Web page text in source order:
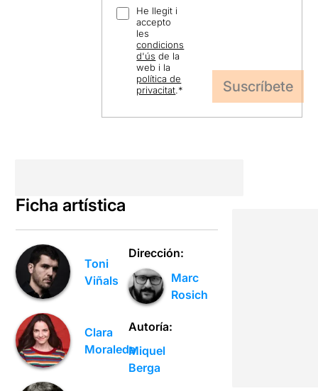
He llegit i
accepto
les
condicions
d'ús de la
web i la
política de
privacitat.*
Ficha artística
Toni
Viñals
Clara
Moraleda
Dirección:
Marc
Rosich
Autoría:
Miquel
Berga